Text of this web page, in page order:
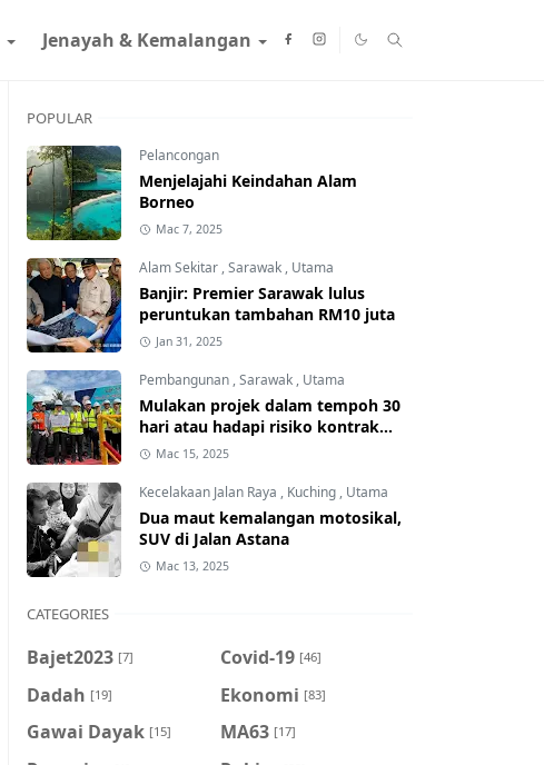
Jenayah & Kemalangan
POPULAR
Pelancongan
Menjelajahi Keindahan Alam
Borneo
Mac 7, 2025
Alam Sekitar ,Sarawak , Utama
Banjir: Premier Sarawak lulus
peruntukan tambahan RM10 juta
Jan 31, 2025
Pembangunan ,Sarawak , Utama
Mulakan projek dalam tempoh 30
hari atau hadapi risiko kontrak
ditamatkan
Mac 15, 2025
Kecelakaan Jalan Raya , Kuching , Utama
Dua maut kemalangan motosikal,
SUV di Jalan Astana
Mac 13, 2025
CATEGORIES
Bajet2023 [7] Covid-19 [46]
Dadah [19] Ekonomi [83]
Gawai Dayak [15] MA63 [17]